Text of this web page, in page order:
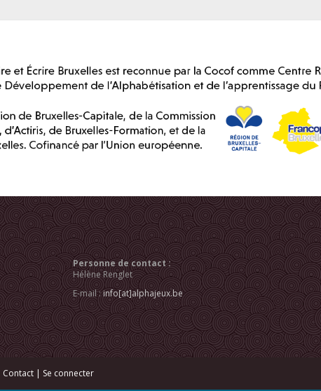
Personne de contact :
Hélène Renglet
E-mail :info[at]alphajeux.be
Contact | Se connecter